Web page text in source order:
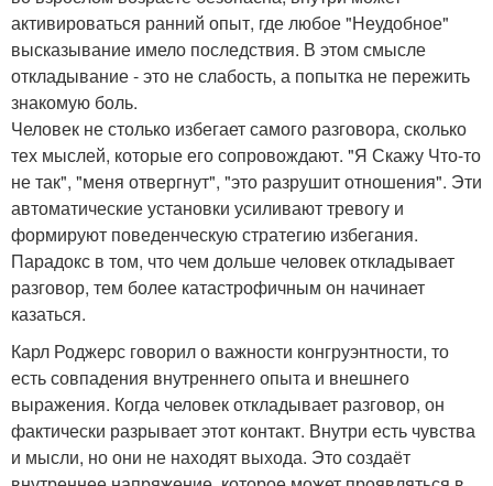
активироваться ранний опыт, где любое "Неудобное"
высказывание имело последствия. В этом смысле
откладывание - это не слабость, а попытка не пережить
знакомую боль.
Человек не столько избегает самого разговора, сколько
тех мыслей, которые его сопровождают. "Я Скажу Что-то
не так", "меня отвергнут", "это разрушит отношения". Эти
автоматические установки усиливают тревогу и
формируют поведенческую стратегию избегания.
Парадокс в том, что чем дольше человек откладывает
разговор, тем более катастрофичным он начинает
казаться.
Карл Роджерс говорил о важности конгруэнтности, то
есть совпадения внутреннего опыта и внешнего
выражения. Когда человек откладывает разговор, он
фактически разрывает этот контакт. Внутри есть чувства
и мысли, но они не находят выхода. Это создаёт